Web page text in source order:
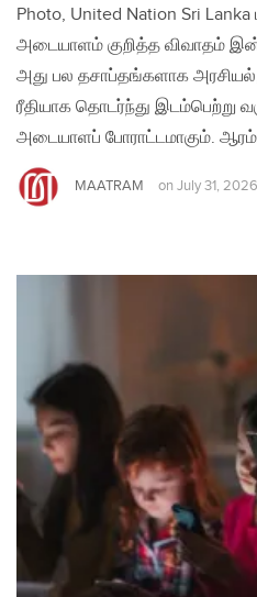
Photo, United Nation Sri
அடையாளம் குறித்த விவாதம்
அது பல தசாப்தங்களாக அரசியல்,
ரீதியாக தொடர்ந்து இடம்பெற்று
அடையாளப் போராட்டமாகும்.
MAATRAM on July 31, 2026